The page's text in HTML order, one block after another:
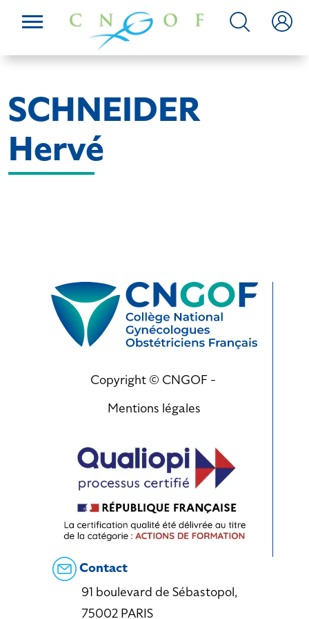
SCHNEIDER
Hervé
Copyright © CNGOF -
Mentions légales
Contact
91 boulevard de Sébastopol,
75002 PARIS